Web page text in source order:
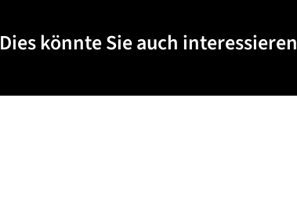
Dies könnte Sie auch interessieren